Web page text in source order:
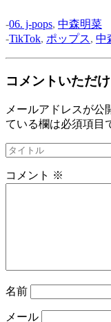
-06. j-pops, 中森明菜
-TikTok, ポップス, 中
コメントいただ
メールアドレスが公
ている欄は必須項目
コメント ※
名前
メール